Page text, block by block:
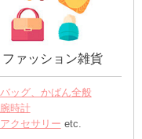
ファッション雑貨
バッグ、かばん全般
腕時計
アクセサリー etc.